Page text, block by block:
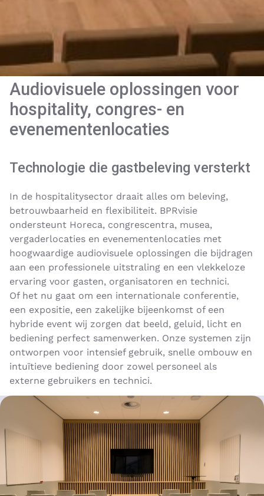
Audiovisuele oplossingen voor
hospitality, congres- en
evenementenlocaties
Technologie die gastbeleving versterkt
In de hospitalitysector draait alles om beleving,
betrouwbaarheid en flexibiliteit. BPRvisie
ondersteunt Horeca, congrescentra, musea,
vergaderlocaties en evenementenlocaties met
hoogwaardige audiovisuele oplossingen die bijdragen
aan een professionele uitstraling en een vlekkeloze
ervaring voor gasten, organisatoren en technici.
Of het nu gaat om een internationale conferentie,
een expositie, een zakelijke bijeenkomst of een
hybride event wij zorgen dat beeld, geluid, licht en
bediening perfect samenwerken. Onze systemen zijn
ontworpen voor intensief gebruik, snelle ombouw en
intuïtieve bediening door zowel personeel als
externe gebruikers en technici.